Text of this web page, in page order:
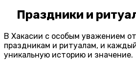
Праздники и
В Хакасии с особым уважением
праздникам и ритуалам, и
уникальную историю и значение.